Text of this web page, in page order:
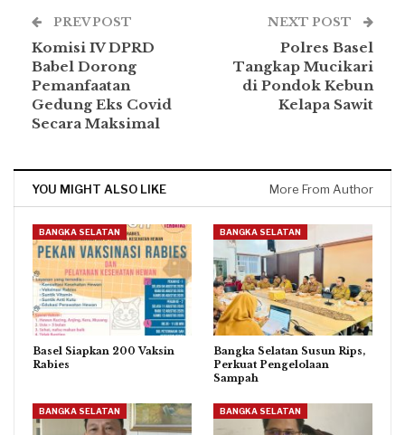
PREV POST
Komisi IV DPRD
Babel Dorong
Pemanfaatan
Gedung Eks Covid
Secara Maksimal
NEXT POST
Polres Basel
Tangkap Mucikari
di Pondok Kebun
Kelapa Sawit
YOU MIGHT ALSO LIKE More From Author
BANGKA SELATAN
Basel Siapkan 200 Vaksin
Rabies
BANGKA SELATAN
Bangka Selatan Susun Rips,
Perkuat Pengelolaan
Sampah
BANGKA SELATAN BANGKA SELATAN